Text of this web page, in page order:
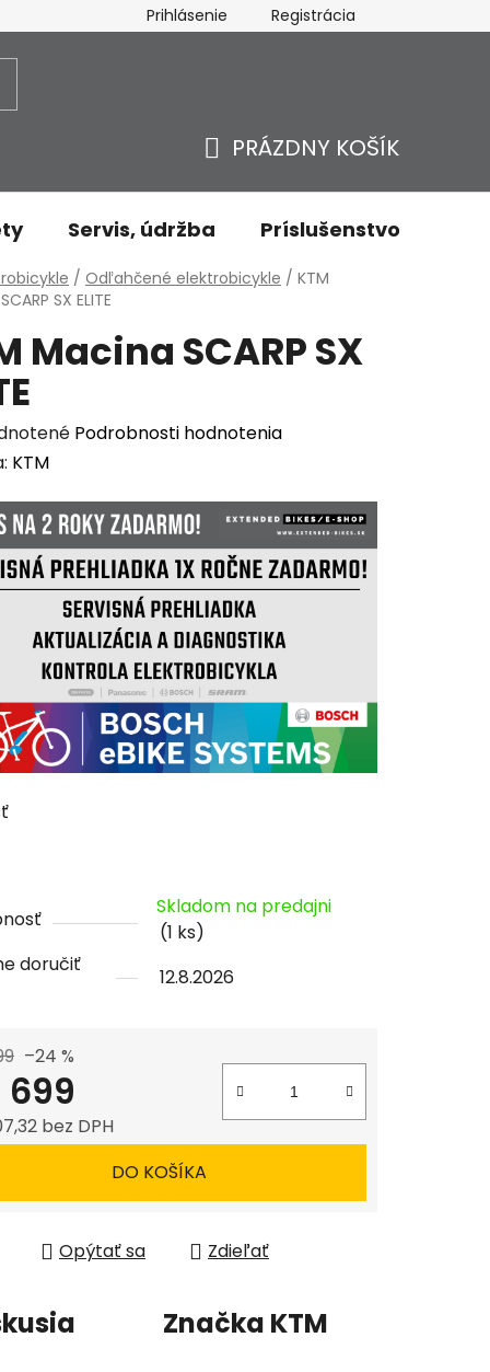
- odstúpenie od zmluvy Ochrana osobných údajov
Prihlásenie Registrácia
KOŠÍK
PRÁZDNY KOŠÍK
Servis, údržba Príslušenstvo
/ Odľahčené elektrobicykle / KTM
SX ELITE
Macina SCARP SX
Podrobnosti hodnotenia
KTM
Skladom na predajni
(1 ks)
doručiť
12.8.2026
–24 %
bez DPH
DO KOŠÍKA
Opýtať sa Zdieľať
Značka KTM